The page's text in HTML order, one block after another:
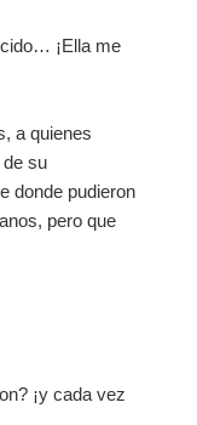
¡Ella me
a quienes
su
donde pudieron
pero que
¡y cada vez